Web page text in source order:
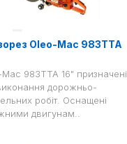
Oleo-Mac 983ТТА
983ТТА 16" призначені
дорожньо-
робіт. Оснащені
двигунам..